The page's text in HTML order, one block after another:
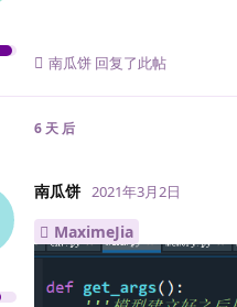
南瓜饼 回复了此帖
6 天 后
南瓜饼 2021年3月2日
MaximeJia